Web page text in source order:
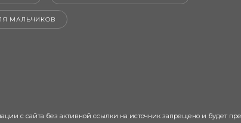
МАЛЬЧИКОВ
с сайта без активной ссылки на источник запрещено и будет